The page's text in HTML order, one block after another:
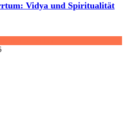
Vidya und Spiritualität